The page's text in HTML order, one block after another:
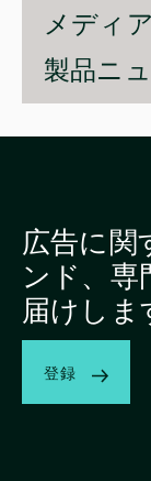
メディ
製品ニ
広告に関
ンド、専
届けしま
登録